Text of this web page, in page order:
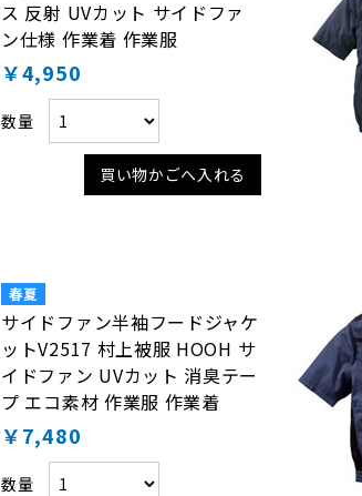
ス 反射 UVカット サイドファ
ン仕様 作業着 作業服
￥4,950
数量
買い物かごへ入れる
サイドファン半袖フードジャケ
ットV2517 村上被服 HOOH サ
イドファン UVカット 消臭テー
プ エコ素材 作業服 作業着
￥7,480
数量